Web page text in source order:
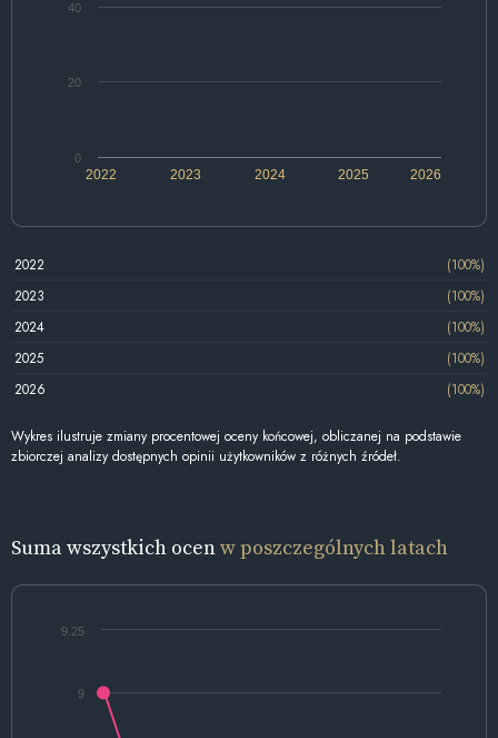
2022 2024 2026
2023 2025
0
20
40
2022
(100%)
2023
(100%)
2024
(100%)
2025
(100%)
2026
(100%)
Wykres ilustruje zmiany procentowej oceny końcowej, obliczanej na podstawie
zbiorczej analizy dostępnych opinii użytkowników z różnych źródeł.
Suma wszystkich ocenw poszczególnych latach
9
9.25